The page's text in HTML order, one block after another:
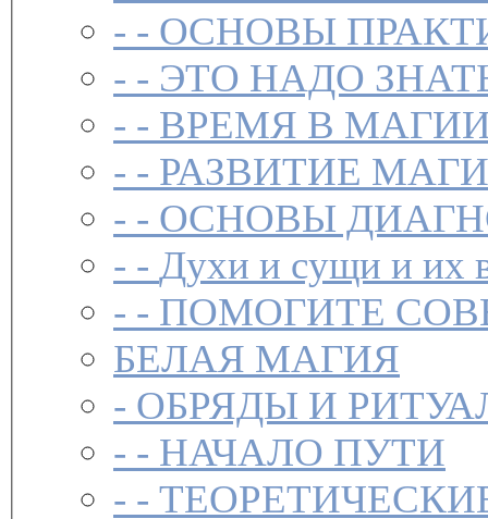
- - ОСНОВЫ
- - ЭТО НАДО
- - ВРЕМЯ В
- - РАЗВИТИЕ
- - ОСНОВЫ
- - Духи и сущи и их
- - ПОМОГИТЕ
БЕЛАЯ МАГИЯ
- ОБРЯДЫ И
- - НАЧАЛО ПУТИ
- -